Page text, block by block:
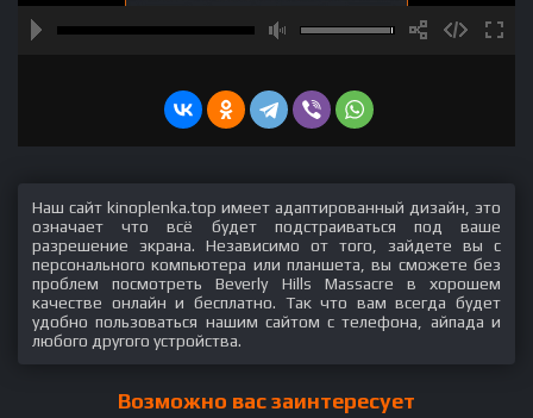
Наш сайт kinoplenka.top имеет адаптированный дизайн, это
означает что всё будет подстраиваться под ваше
разрешение экрана. Независимо от того, зайдете вы с
персонального компьютера или планшета, вы сможете без
проблем посмотреть Beverly Hills Massacre в хорошем
качестве онлайн и бесплатно. Так что вам всегда будет
удобно пользоваться нашим сайтом с телефона, айпада и
любого другого устройства.
Возможно вас заинтересует